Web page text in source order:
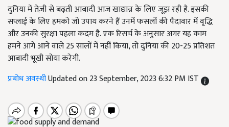
दुनिया में तेज़ी से बढ़ती आबादी आज खाद्यान्न के लिए जूझ रही है. इसकी
सप्लाई के लिए हमको जो उपाय करने हैं उनमें फसलों की पैदावार में वृद्धि
और उनकी सुरक्षा पहला कदम है. एक रिसर्च के अनुसार अगर यह काम
हमने आगे आने वाले 25 सालों में नहीं किया, तो दुनिया की 20-25 प्रतिशत
आबादी भूखी सोया करेगी.
प्रबोध अवस्थीUpdated on 23 September, 2023 6:32 PM IST